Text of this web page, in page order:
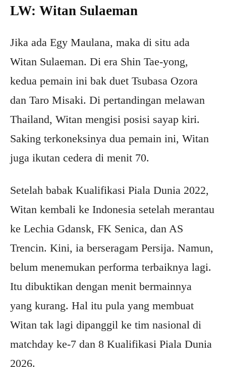
LW: Witan Sulaeman
Jika ada Egy Maulana, maka di situ ada
Witan Sulaeman. Di era Shin Tae-yong,
kedua pemain ini bak duet Tsubasa Ozora
dan Taro Misaki. Di pertandingan melawan
Thailand, Witan mengisi posisi sayap kiri.
Saking terkoneksinya dua pemain ini, Witan
juga ikutan cedera di menit 70.
Setelah babak Kualifikasi Piala Dunia 2022,
Witan kembali ke Indonesia setelah merantau
ke Lechia Gdansk, FK Senica, dan AS
Trencin. Kini, ia berseragam Persija. Namun,
belum menemukan performa terbaiknya lagi.
Itu dibuktikan dengan menit bermainnya
yang kurang. Hal itu pula yang membuat
Witan tak lagi dipanggil ke tim nasional di
matchday ke-7 dan 8 Kualifikasi Piala Dunia
2026.